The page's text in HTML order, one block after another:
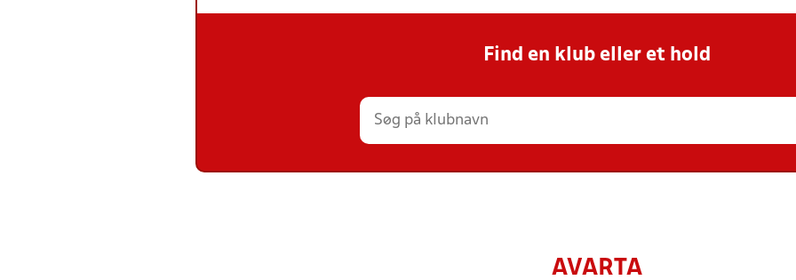
Find en klub eller et hold
AVARTA